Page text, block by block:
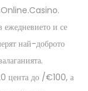
ежедневието и се
най-доброто
цента до /€100, а